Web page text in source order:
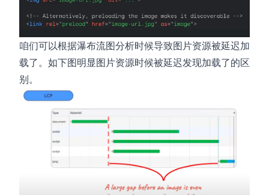
咱们可以根据瀑布流图分析时候导致图片资源被延迟加
载了。如下图明显图片资源时候被延迟发现加载了的区
别。